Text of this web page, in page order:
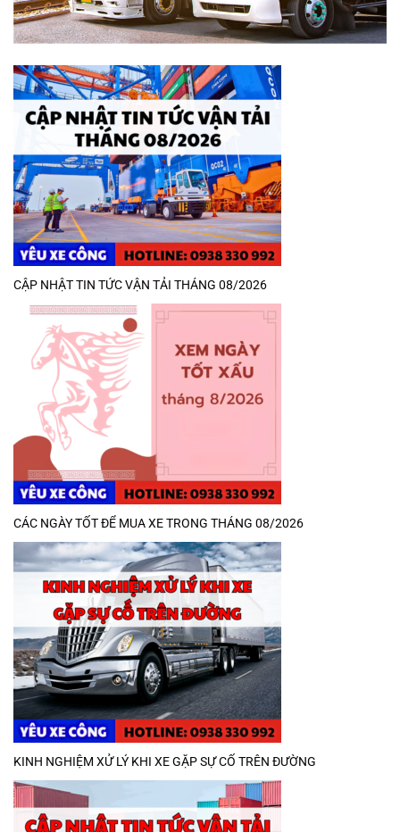
CẬP NHẬT TIN TỨC VẬN TẢI THÁNG 08/2026
CÁC NGÀY TỐT ĐỂ MUA XE TRONG THÁNG 08/2026
KINH NGHIỆM XỬ LÝ KHI XE GẶP SỰ CỐ TRÊN ĐƯỜNG